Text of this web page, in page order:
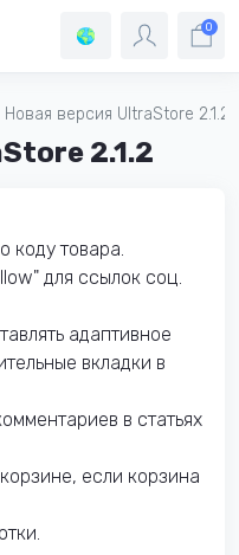
0
Новая версия UltraStore 2.1.2
2.1.2
коду товара.
для ссылок соц.
адаптивное
вкладки в
в статьях
если корзина